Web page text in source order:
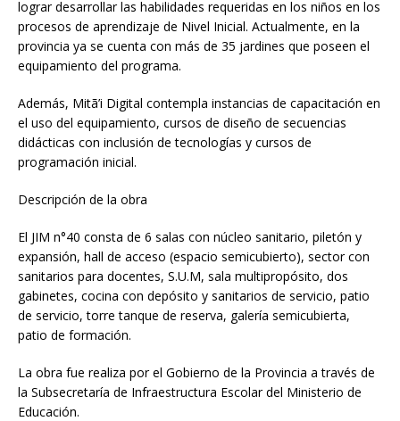
lograr desarrollar las habilidades requeridas en los niños en los
procesos de aprendizaje de Nivel Inicial. Actualmente, en la
provincia ya se cuenta con más de 35 jardines que poseen el
equipamiento del programa.
Además, Mitã’i Digital contempla instancias de capacitación en
el uso del equipamiento, cursos de diseño de secuencias
didácticas con inclusión de tecnologías y cursos de
programación inicial.
Descripción de la obra
El JIM n°40 consta de 6 salas con núcleo sanitario, piletón y
expansión, hall de acceso (espacio semicubierto), sector con
sanitarios para docentes, S.U.M, sala multipropósito, dos
gabinetes, cocina con depósito y sanitarios de servicio, patio
de servicio, torre tanque de reserva, galería semicubierta,
patio de formación.
La obra fue realiza por el Gobierno de la Provincia a través de
la Subsecretaría de Infraestructura Escolar del Ministerio de
Educación.